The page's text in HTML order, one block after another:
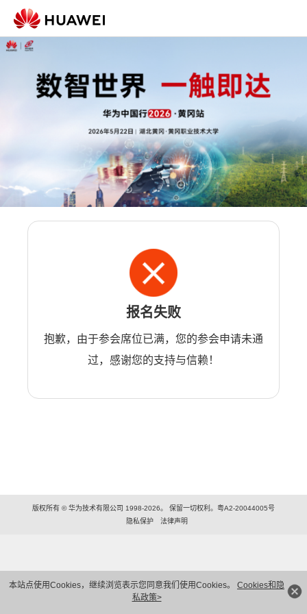
本站点使用Cookies，继续浏览表示您同意我们使用Cookies。 Cookies和隐
私政策>
报名失败
抱歉，由于参会席位已满，您的参会申请未通
过，感谢您的支持与信赖！
版权所有 © 华为技术有限公司 1998-2026。 保留一切权利。粤A2-20044005号
隐私保护
法律声明